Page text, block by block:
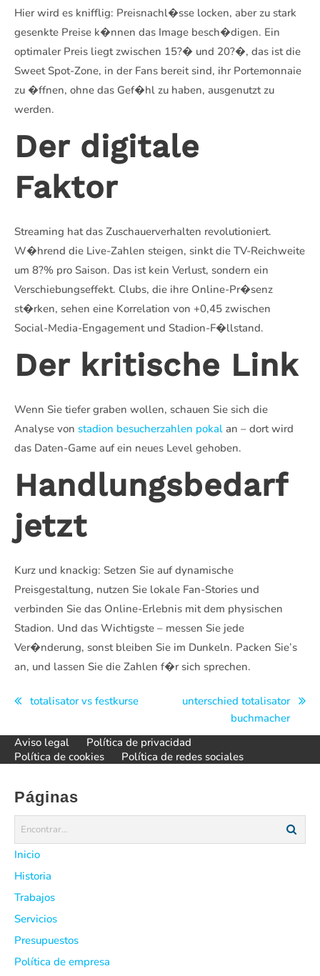
Hier wird es knifflig: Preisnachl�sse locken, aber zu stark
gesenkte Preise k�nnen das Image besch�digen. Ein
optimaler Preis liegt zwischen 15?� und 20?�, das ist die
Sweet Spot-Zone, in der Fans bereit sind, ihr Portemonnaie
zu �ffnen, ohne das Gef�hl zu haben, ausgenutzt zu
werden.
Der digitale
Faktor
Streaming hat das Zuschauerverhalten revolutioniert.
W�hrend die Live-Zahlen steigen, sinkt die TV-Reichweite
um 8?% pro Saison. Das ist kein Verlust, sondern ein
Verschiebungseffekt. Clubs, die ihre Online-Pr�senz
st�rken, sehen eine Korrelation von +0,45 zwischen
Social-Media-Engagement und Stadion-F�llstand.
Der kritische Link
Wenn Sie tiefer graben wollen, schauen Sie sich die
Analyse von stadion besucherzahlen pokal an – dort wird
das Daten-Game auf ein neues Level gehoben.
Handlungsbedarf
jetzt
Kurz und knackig: Setzen Sie auf dynamische
Preisgestaltung, nutzen Sie lokale Fan-Stories und
verbinden Sie das Online-Erlebnis mit dem physischen
Stadion. Und das Wichtigste – messen Sie jede
Ver�nderung, sonst bleiben Sie im Dunkeln. Packen Sie’s
an, und lassen Sie die Zahlen f�r sich sprechen.
Navegación
entradas
totalisator vs festkurse
unterschied totalisator
buchmacher
Aviso legal
Política de privacidad
Política de cookies
Política de redes sociales
Páginas
Inicio
Historia
Trabajos
Servicios
Presupuestos
Política de empresa